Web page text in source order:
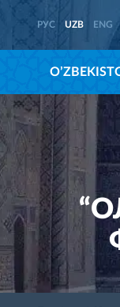
РУС UZB ENG